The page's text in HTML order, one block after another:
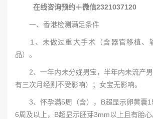
在线咨询预约＋微信2321037120
一、香港检测满足条件
1、未做过重大手术（含器官移植、
品）。
2、一年内未分娩男宝，半年内未流产男
有三次月经则不受影响）；女宝无影响。
3、怀孕满5周（含），B超显示卵黄囊
6周及以上，B超显示胚芽3mm以上且有胎心